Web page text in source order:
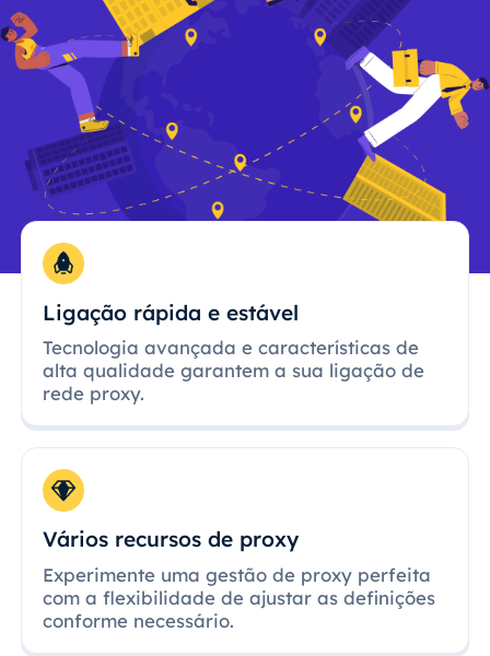
Ligação rápida e estável
Tecnologia avançada e características de
alta qualidade garantem a sua ligação de
rede proxy.
Vários recursos de proxy
Experimente uma gestão de proxy perfeita
com a flexibilidade de ajustar as definições
conforme necessário.